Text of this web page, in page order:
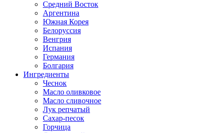
Средний Восток
Аргентина
Южная Корея
Белоруссия
Венгрия
Испания
Германия
Болгария
Ингредиенты
Чеснок
Масло оливковое
Масло сливочное
Лук репчатый
Сахар-песок
Горчица